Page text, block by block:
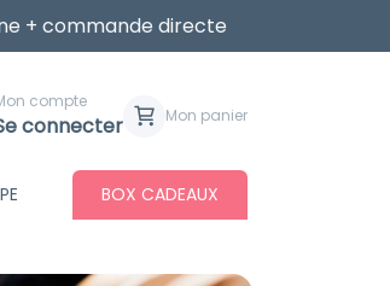
+ commande directe
compte
connecter Mon panier
BOX CADEAUX